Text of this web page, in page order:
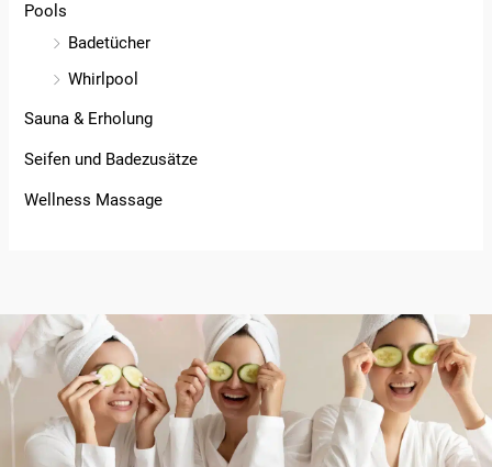
Pools
Badetücher
Whirlpool
Sauna & Erholung
Seifen und Badezusätze
Wellness Massage